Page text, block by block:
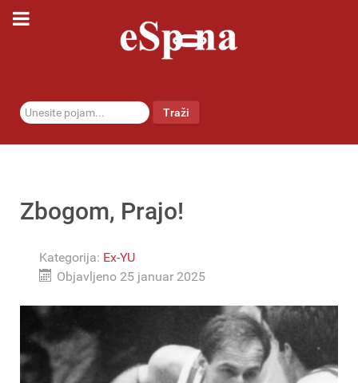
traži... Traži
Zbogom, Prajo!
Kategorija: Ex-YU
Objavljeno 25 januar 2025